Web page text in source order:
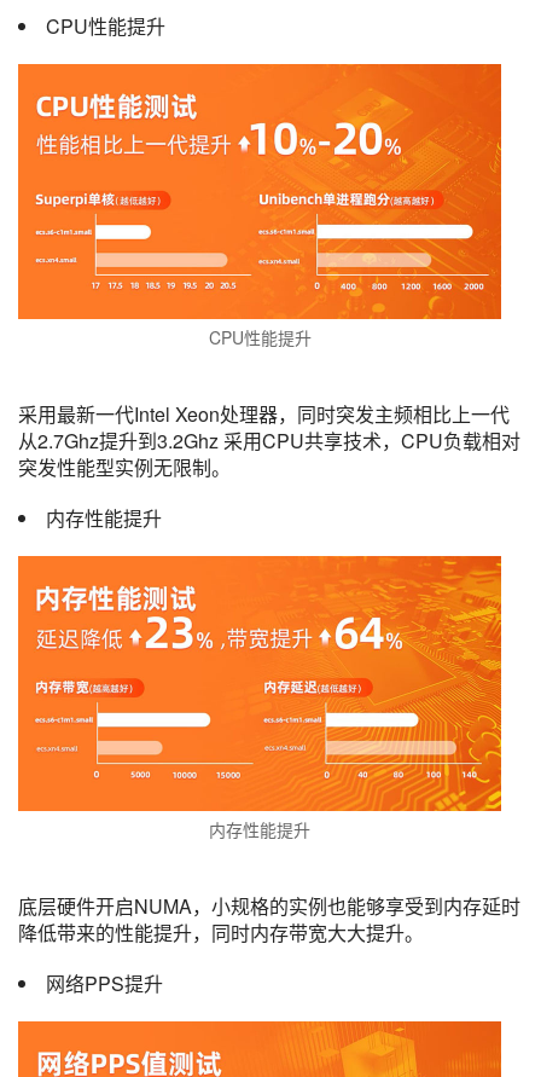
CPU性能提升
CPU性能提升
采用最新一代Intel Xeon处理器，同时突发主频相比上一代
从2.7Ghz提升到3.2Ghz 采用CPU共享技术，CPU负载相对
突发性能型实例无限制。
内存性能提升
内存性能提升
底层硬件开启NUMA，小规格的实例也能够享受到内存延时
降低带来的性能提升，同时内存带宽大大提升。
网络PPS提升